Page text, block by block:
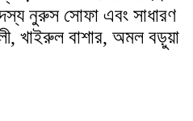
নুরুস সোফা এবং সাধারণ
খাইরুল বাশার, অমল বড়ুয়া